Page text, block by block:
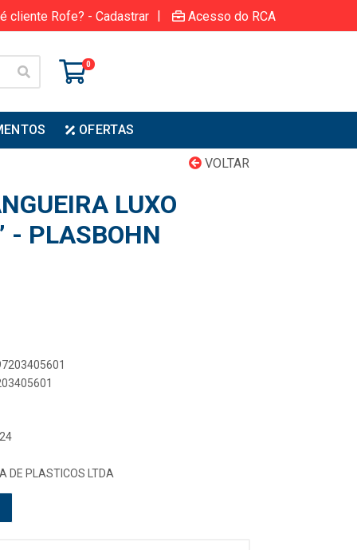
cliente Rofe? - Cadastrar | Acesso do RCA
0
OFERTAS
VOLTAR
LUXO
- PLASBOHN
DE PLASTICOS LTDA